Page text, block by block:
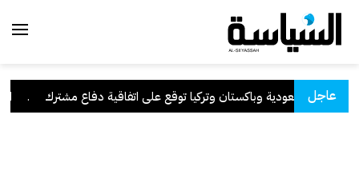
عاجلالسعودية وباكستان وتركيا توقع على اتفاقية دفاع مشترك